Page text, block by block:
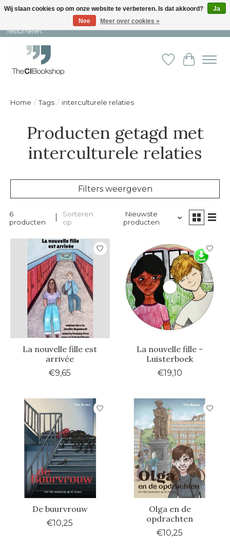
Snelle levering en persoonlijke service ︱ Niet goed? Geld terug! ︱ Gratis
retourneren.
Verlanglijst
Home / Tags / interculturele relaties
Producten getagd met
interculturele relaties
Filters weergeven
6
producten
Sorteren
op
Nieuwste
producten
La nouvelle fille est
arrivée
€9,65
La nouvelle fille -
Luisterboek
€19,10
De buurvrouw
€10,25
Olga en de
opdrachten
€10,25
Wij slaan cookies op om onze website te verbeteren. Is dat akkoord?
Ja
Nee
Meer over cookies »